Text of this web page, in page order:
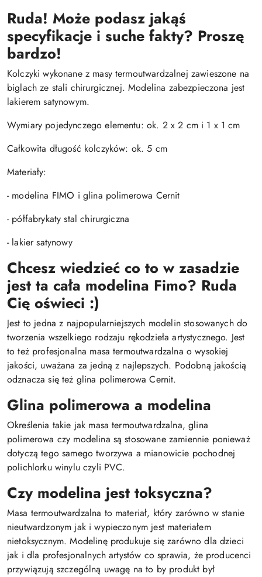
Ruda! Może podasz jakąś
specyfikacje i suche fakty? Proszę
bardzo!
Kolczyki wykonane z masy termoutwardzalnej zawieszone na
biglach ze stali chirurgicznej. Modelina zabezpieczona jest
lakierem satynowym.
Wymiary pojedynczego elementu: ok. 2 x 2 cm i 1 x 1 cm
Całkowita długość kolczyków: ok. 5 cm
Materiały:
- modelina FIMO i glina polimerowa Cernit
- półfabrykaty stal chirurgiczna
- lakier satynowy
Chcesz wiedzieć co to w zasadzie
jest ta cała modelina Fimo? Ruda
Cię oświeci :)
Jest to jedna z najpopularniejszych modelin stosowanych do
tworzenia wszelkiego rodzaju rękodzieła artystycznego. Jest
to też profesjonalna masa termoutwardzalna o wysokiej
jakości, uważana za jedną z najlepszych. Podobną jakością
odznacza się też glina polimerowa Cernit.
Glina polimerowa a modelina
Określenia takie jak masa termoutwardzalna, glina
polimerowa czy modelina są stosowane zamiennie ponieważ
dotyczą tego samego tworzywa a mianowicie pochodnej
polichlorku winylu czyli PVC.
Czy modelina jest toksyczna?
Masa termoutwardzalna to materiał, który zarówno w stanie
nieutwardzonym jak i wypieczonym jest materiałem
nietoksycznym. Modelinę produkuje się zarówno dla dzieci
jak i dla profesjonalnych artystów co sprawia, że producenci
przywiązują szczególną uwagę na to by produkt był